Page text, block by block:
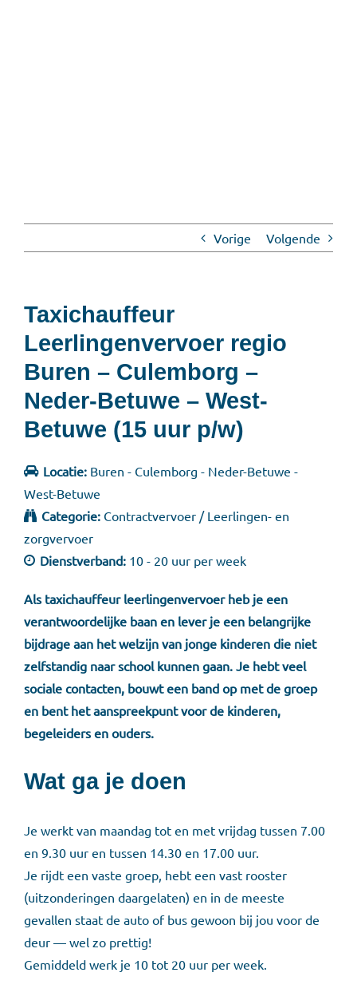
Vorige Volgende
Taxichauffeur
Leerlingenvervoer regio
Buren – Culemborg –
Neder-Betuwe – West-
Betuwe (15 uur p/w)
Locatie: Buren - Culemborg - Neder-Betuwe -
West-Betuwe
Categorie: Contractvervoer / Leerlingen- en
zorgvervoer
Dienstverband: 10 - 20 uur per week
Als taxichauffeur leerlingenvervoer heb je een
verantwoordelijke baan en lever je een belangrijke
bijdrage aan het welzijn van jonge kinderen die niet
zelfstandig naar school kunnen gaan. Je hebt veel
sociale contacten, bouwt een band op met de groep
en bent het aanspreekpunt voor de kinderen,
begeleiders en ouders.
Wat ga je doen
Je werkt van maandag tot en met vrijdag tussen 7.00
en 9.30 uur en tussen 14.30 en 17.00 uur.
Je rijdt een vaste groep, hebt een vast rooster
(uitzonderingen daargelaten) en in de meeste
gevallen staat de auto of bus gewoon bij jou voor de
deur — wel zo prettig!
Gemiddeld werk je 10 tot 20 uur per week.